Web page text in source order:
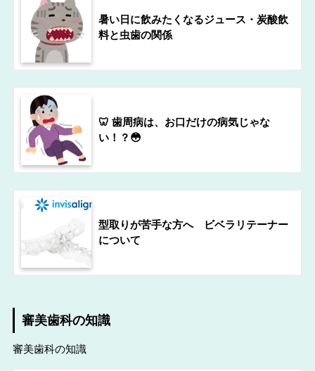
暑い日に飲みたくなるジュース・炭酸飲
料と虫歯の関係
🦷 歯周病は、お口だけの病気じゃな
い！？😳
型取りが苦手な方へ ビベラリテーナー
について
審美歯科の知識
審美歯科の知識